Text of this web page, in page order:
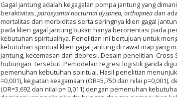
Gagal jantung adalah kegagalan pompa jantung yang
beraktivitas,paroxysmal nocturnal dyspnea, orthopnea dan
mortalitas dan morbiditas serta seringnya klien gagal
pada klien gagal jantung bukan hanya berorientasi pada
kebutuhan spiritualnya. Penelitian ini bertujuan untuk
kebutuhan spiritual klien gagal jantung di rawat inap yang
jantung, kecemasan dan depresi. Desain penelitian
hubungan tersebut. Pemodelan regresi logistik ganda
pemenuhan kebutuhan spiritual. Hasil penelitian
=0,001), kegiatan keagamaan (OR=5,750 dan nilai
(OR=3,692 dan nilai p= 0,011) dengan pemenuhan